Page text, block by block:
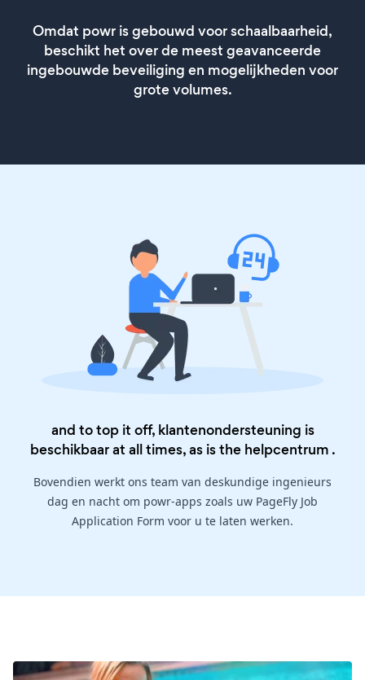
Omdat powr is gebouwd voor schaalbaarheid,
beschikt het over de meest geavanceerde
ingebouwde beveiliging en mogelijkheden voor
grote volumes.
and to top it off, klantenondersteuning is
beschikbaar at all times, as is the helpcentrum .
Bovendien werkt ons team van deskundige ingenieurs
dag en nacht om powr-apps zoals uw PageFly Job
Application Form voor u te laten werken.